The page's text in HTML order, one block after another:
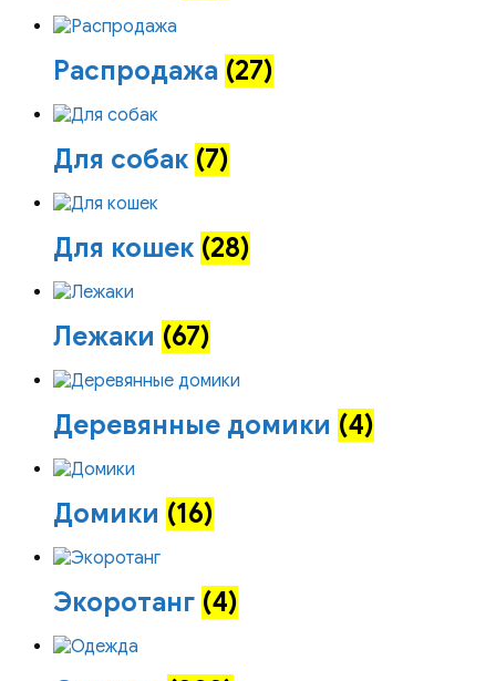
Распродажа (27)
Для собак (7)
Для кошек (28)
Лежаки (67)
Деревянные домики (4)
Домики (16)
Экоротанг (4)